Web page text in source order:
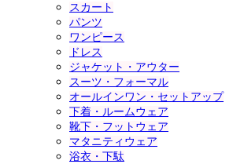
スカート
パンツ
ワンピース
ドレス
ジャケット・アウター
スーツ・フォーマル
オールインワン・セットアップ
下着・ルームウェア
靴下・フットウェア
マタニティウェア
浴衣・下駄